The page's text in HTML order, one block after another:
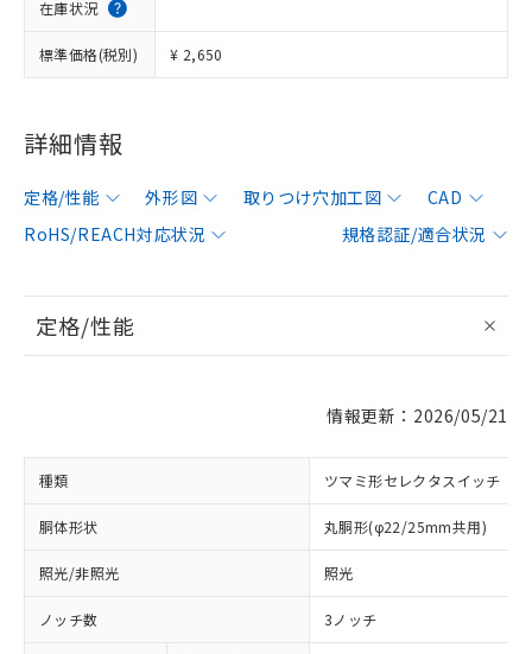
在庫状況
標準価格(税別) ¥ 2,650
詳細情報
定格/性能 外形図 取りつけ穴加工図
CAD
RoHS/REACH対応状況
規格認証/適合状況
定格/性能
情報更新：2026/05/21
種類 ツマミ形セレクタスイッチ
胴体形状 丸胴形(φ22/25mm共用)
照光/非照光 照光
ノッチ数 3ノッチ